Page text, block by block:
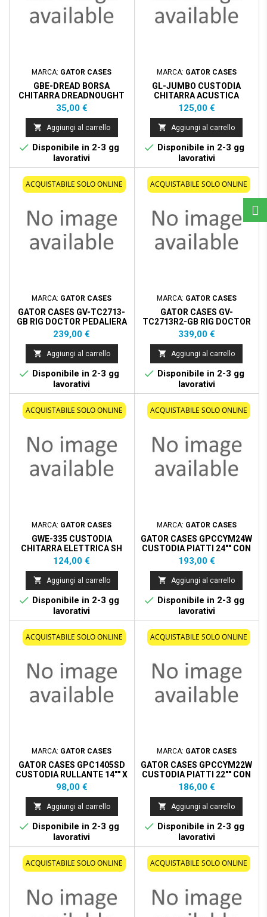
MARCA: GATOR CASES
GBE-DREAD BORSA
CHITARRA DREADNOUGHT
Prezzo
35,00 €
 Aggiungi al carrello
 Disponibile in 2-3 gg
lavorativi
MARCA: GATOR CASES
GL-JUMBO CUSTODIA
CHITARRA ACUSTICA
JUMBO
Prezzo
125,00 €
 Aggiungi al carrello
 Disponibile in 2-3 gg
lavorativi
ACQUISTABILE SOLO ONLINE
MARCA: GATOR CASES
GATOR CASES GV-TC2713-
GB RIG DOCTOR PEDALIERA
27"" X 13""
Prezzo
239,00 €
 Aggiungi al carrello
 Disponibile in 2-3 gg
lavorativi
ACQUISTABILE SOLO ONLINE
MARCA: GATOR CASES
GATOR CASES GV-
TC2713R2-GB RIG DOCTOR
PEDALIERA 27"" X 13"" DUE
LIVELLI
Prezzo
339,00 €
 Aggiungi al carrello
 Disponibile in 2-3 gg
lavorativi
ACQUISTABILE SOLO ONLINE
MARCA: GATOR CASES
GWE-335 CUSTODIA
CHITARRA ELETTRICA SH
Prezzo
124,00 €
 Aggiungi al carrello
 Disponibile in 2-3 gg
lavorativi
ACQUISTABILE SOLO ONLINE
MARCA: GATOR CASES
GATOR CASES GPCCYM24W
CUSTODIA PIATTI 24"" CON
ROTELLE
Prezzo
193,00 €
 Aggiungi al carrello
 Disponibile in 2-3 gg
lavorativi
ACQUISTABILE SOLO ONLINE
MARCA: GATOR CASES
GATOR CASES GPC1405SD
CUSTODIA RULLANTE 14"" X
5""
Prezzo
98,00 €
 Aggiungi al carrello
 Disponibile in 2-3 gg
lavorativi
ACQUISTABILE SOLO ONLINE
MARCA: GATOR CASES
GATOR CASES GPCCYM22W
CUSTODIA PIATTI 22"" CON
ROTELLE
Prezzo
186,00 €
 Aggiungi al carrello
 Disponibile in 2-3 gg
lavorativi
ACQUISTABILE SOLO ONLINE ACQUISTABILE SOLO ONLINE